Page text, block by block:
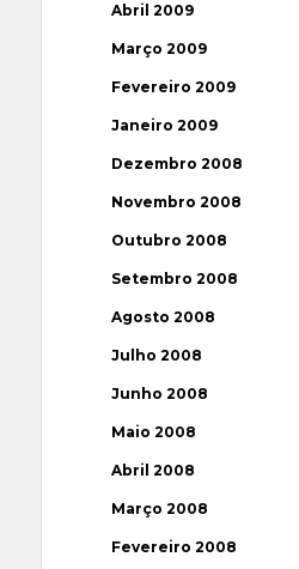
Abril 2009
Março 2009
Fevereiro 2009
Janeiro 2009
Dezembro 2008
Novembro 2008
Outubro 2008
Setembro 2008
Agosto 2008
Julho 2008
Junho 2008
Maio 2008
Abril 2008
Março 2008
Fevereiro 2008